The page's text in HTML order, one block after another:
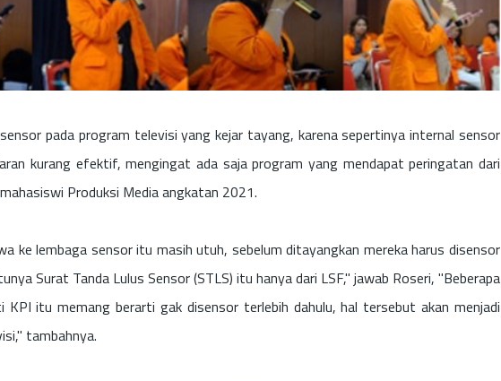
pada program televisi yang kejar tayang, karena sepertinya internal sensor
kurang efektif, mengingat ada saja program yang mendapat peringatan dari
Produksi Media angkatan 2021.
ke lembaga sensor itu masih utuh, sebelum ditayangkan mereka harus disensor
Surat Tanda Lulus Sensor (STLS) itu hanya dari LSF," jawab Roseri, "Beberapa
KPI itu memang berarti gak disensor terlebih dahulu, hal tersebut akan menjadi
tambahnya.